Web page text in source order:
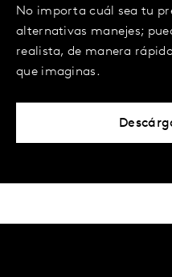
No importa cuál sea tu
alternativas manejes;
realista, de manera
que imaginas.